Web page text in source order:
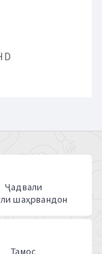
Ҷадвали
шаҳрвандон
Тамос